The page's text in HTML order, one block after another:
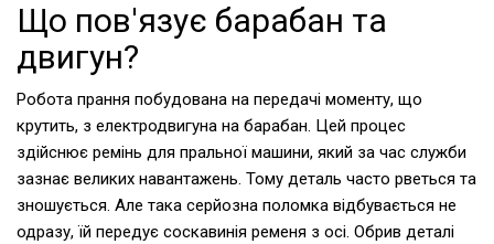
Що пов'язує барабан та
двигун?
Робота прання побудована на передачі моменту, що
крутить, з електродвигуна на барабан. Цей процес
здійснює ремінь для пральної машини, який за час служби
зазнає великих навантажень. Тому деталь часто рветься та
зношується. Але така серйозна поломка відбувається не
одразу, їй передує соскавинія ременя з осі. Обрив деталі